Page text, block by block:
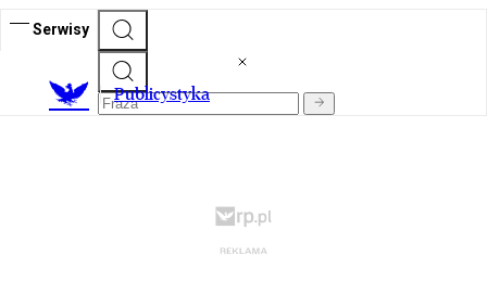
Serwisy
Publicystyka